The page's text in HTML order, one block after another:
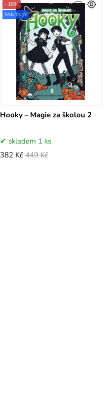
Hooky – Magie za školou 2
- 15%
FANTASY
skladem 1 ks
382 Kč 449 Kč